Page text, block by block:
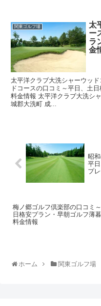
関東ゴルフ場
太
ー
ラ
金
太平洋クラブ大洗シャーウッ
ドコースの口コミ～平日、土
料金情報 太平洋クラブ大洗シ
城郡大洗町 成...
昭
平
プ
梅ノ郷ゴルフ倶楽部の口コミ
日格安プラン・早朝ゴルフ薄
料金情報
ホーム 関東ゴルフ場